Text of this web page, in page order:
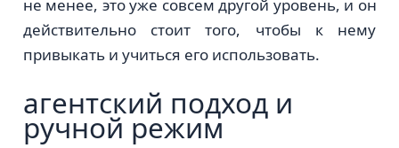
не менее, это уже совсем другой уровень, и он
действительно стоит того, чтобы к нему
привыкать и учиться его использовать.
агентский подход и
ручной режим